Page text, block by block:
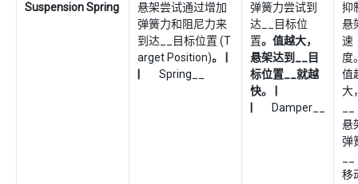
Suspension Spring
悬架尝试通过增加
弹簧力和阻尼力来
到达__目标位置 (T
arget Position)。 |
Spring__
弹簧力尝试到
达__目标位
置。值越大，
悬架达到__目
标位置__就越
快。 |
Damper__
抑
悬
速
度
值
大
悬
弹
移